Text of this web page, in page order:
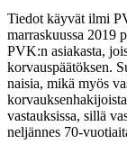
Tiedot käyvät ilmi
marraskuussa 2019
PVK:n asiakasta,
korvauspäätöksen.
naisia, mikä myös
vastauksissa, sillä
neljännes 70-